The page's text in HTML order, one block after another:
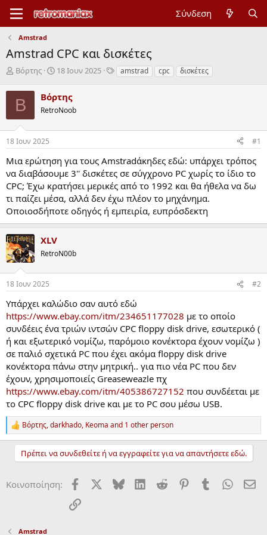
Σύνδεση
Amstrad
Amstrad CPC και δισκέτες
Έ
α
ρ
ξ
μ
ί
α
ς
Βόρτης
Η
ρ
ο
η
α
έ
ν
α
ρ
ς
18 Ιουν 2025
Ε
ε
amstrad cpc δισκέτες
Β Βόρτης
RetroNoob
18 Ιουν 2025 #1
Μια ερώτηση για τους Amstradάκηδες εδώ: υπάρχει τρόπος
να διαβάσουμε 3'' δισκέτες σε σύγχρονο PC χωρίς το ίδιο το
CPC; Έχω κρατήσει μερικές από το 1992 και θα ήθελα να δω
τι παίζει μέσα, αλλά δεν έχω πλέον το μηχάνημα.
Οποιοσδήποτε οδηγός ή εμπειρία, ευπρόσδεκτη
XLV
RetroN00b
18 Ιουν 2025 #2
Υπάρχει καλώδιο σαν αυτό εδώ
https://www.ebay.com/itm/234651177028 με το οποίο
συνδέεις ένα τριών ιντσών CPC floppy disk drive, εσωτερικό (
ή και εξωτερικό νομίζω, παρόμοιο κονέκτορα έχουν νομίζω )
σε παλιό σχετικά PC που έχει ακόμα floppy disk drive
κονέκτορα πάνω στην μητρική.. για πιο νέα PC που δεν
έχουν, χρησιμοποιείς Greaseweazle πχ
https://www.ebay.com/itm/405386727152 που συνδέεται με
το CPC floppy disk drive και με το PC σου μέσω USB.
R
e
o
Βόρτης,darkhado, Keoma and 1 other person
Πρέπει να συνδεθείτε ή να εγγραφείτε για να απαντήσετε εδώ.
Κοινοποίηση: Facebook BlueskyLinkedInReddit PinterestTumblr
Σύνδεσμος
Amstrad